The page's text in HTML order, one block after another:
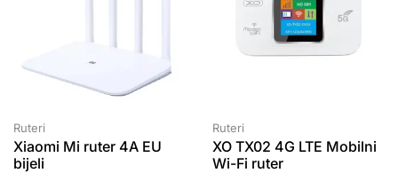
Ruteri
Xiaomi Mi ruter 4A EU
bijeli
Ruteri
XO TX02 4G LTE Mobilni
Wi-Fi ruter